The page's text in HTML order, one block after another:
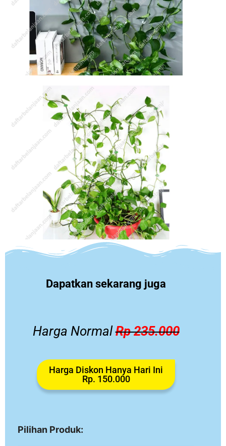
Dapatkan sekarang juga
Harga NormalRp 235.000
Harga Diskon Hanya Hari Ini
Rp. 150.000
Pilihan Produk: